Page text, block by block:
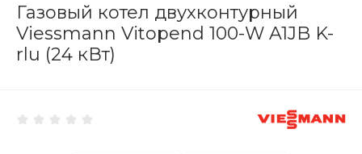
Газовый котел двухконтурный
Viessmann Vitopend 100-W A1JB K-
rlu (24 кВт)